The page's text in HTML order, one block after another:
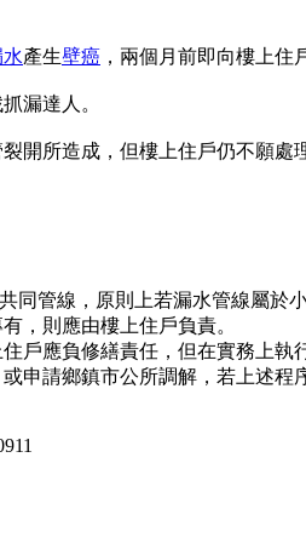
產生壁癌 ，兩個月前即向樓上住
漏達人。
開所造成，但樓上住戶仍不願
管線，原則上若漏水管線屬
，則應由樓上住戶負責。
戶應負修繕責任，但在實務上
請鄉鎮市公所調解，若上述程